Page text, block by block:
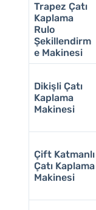
Trapez Çatı
Kaplama
Rulo
Şekillendirm
e Makinesi
Dikişli Çatı
Kaplama
Makinesi
Çift Katmanlı
Çatı Kaplama
Makinesi